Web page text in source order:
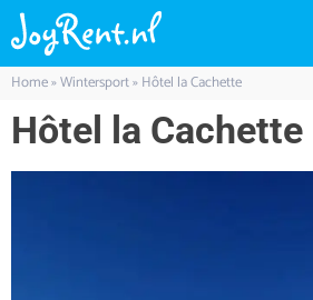
Home»Wintersport»Hôtel la Cachette
Hôtel la Cachette